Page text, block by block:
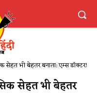
सेहत भी बेहतर बनाता: एम्स डॉक्टर!
सेहत भी बेहतर